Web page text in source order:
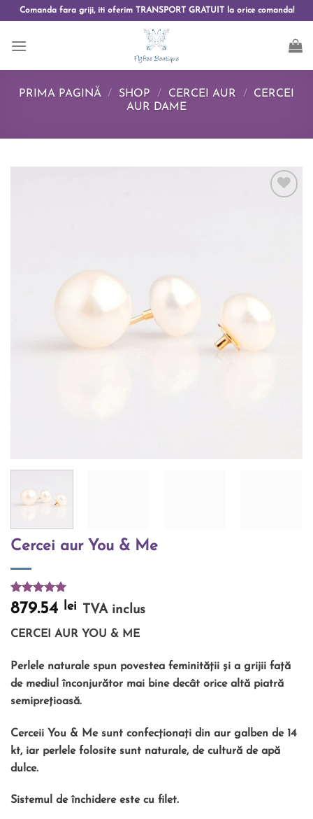
Comanda fara griji, iti oferim TRANSPORT GRATUIT la orice comanda!
PRIMA PAGINĂ / SHOP / CERCEI AUR /
CERCEI
AUR DAME
Cercei aur You & Me
Evaluat la
5.00din 5
pe baza a
6
evaluări de
879.54 lei TVA inclus
CERCEI AUR YOU & ME
Perlele naturale spun povestea feminității și a grijii față
de mediul înconjurător mai bine decât orice altă piatră
semiprețioasă.
Cerceii You & Me sunt confecționați din aur galben de 14
kt, iar perlele folosite sunt naturale, de cultură de apă
dulce.
Sistemul de închidere este cu filet.